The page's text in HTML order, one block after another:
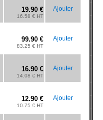
19.90 €
16.58 € HT
Ajouter
99.90 €
83.25 € HT
Ajouter
16.90 €
14.08 € HT
Ajouter
12.90 €
10.75 € HT
Ajouter